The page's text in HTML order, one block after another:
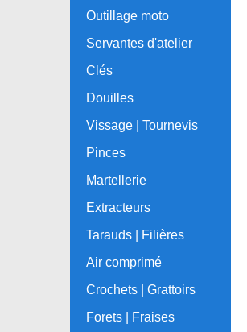
Outillage moto
Servantes d'atelier
Clés
Douilles
Vissage | Tournevis
Pinces
Martellerie
Extracteurs
Tarauds | Filières
Air comprimé
Crochets | Grattoirs
Forets | Fraises